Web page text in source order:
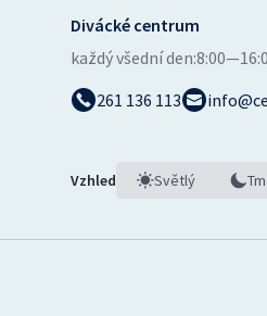
Divácké centrum
každý všední den:
261 136 113
Vzhled Světlý